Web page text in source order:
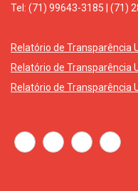
Tel: (71) 99643-3185 | (71)
Relatório de Transparência
Relatório de Transparência
Relatório de Transparência